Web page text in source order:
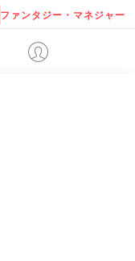
ファンタジー・マネジャー